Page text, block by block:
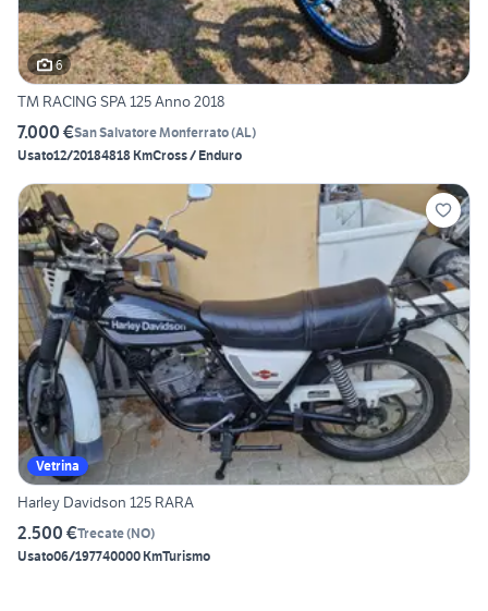
6
TM RACING SPA 125 Anno 2018
7.000 €San Salvatore Monferrato(AL)
Usato12/20184818 KmCross / Enduro
Vetrina
Harley Davidson 125 RARA
2.500 €Trecate(NO)
Usato06/197740000 KmTurismo